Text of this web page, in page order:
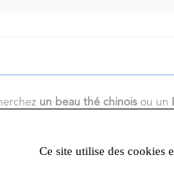
un beau thé chinoisou un
pas à me contacter pour un
Ce site utilise des cookies